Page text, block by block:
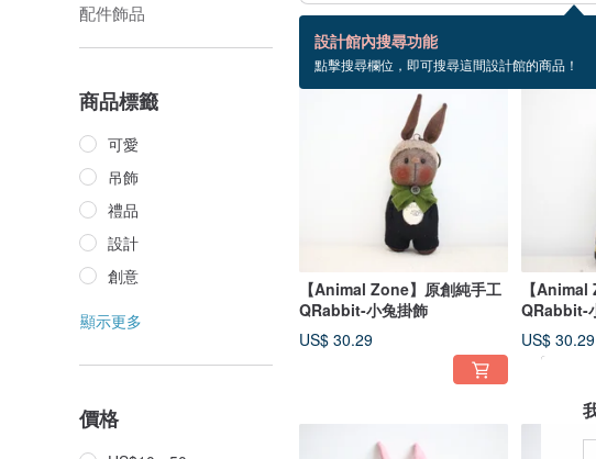
配件飾品
商品標籤
可愛
吊飾
禮品
設計
創意
顯示更多
價格
設計館內搜尋功能
點擊搜尋欄位，即可搜尋這間設計館的商品！
15 個商品
【Animal Zone】原創純手工
QRabbit-小兔掛飾
US$ 30.29
【
QRabbit-
US$ 30.29